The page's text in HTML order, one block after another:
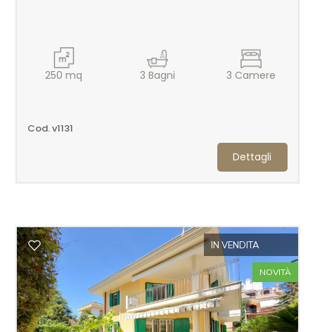
250 mq 3 Bagni 3 Camere
Cod. v1131
Dettagli
IN VENDITA
NOVITÀ
5+
-
multiscelta
Giardino
Posto auto/Box